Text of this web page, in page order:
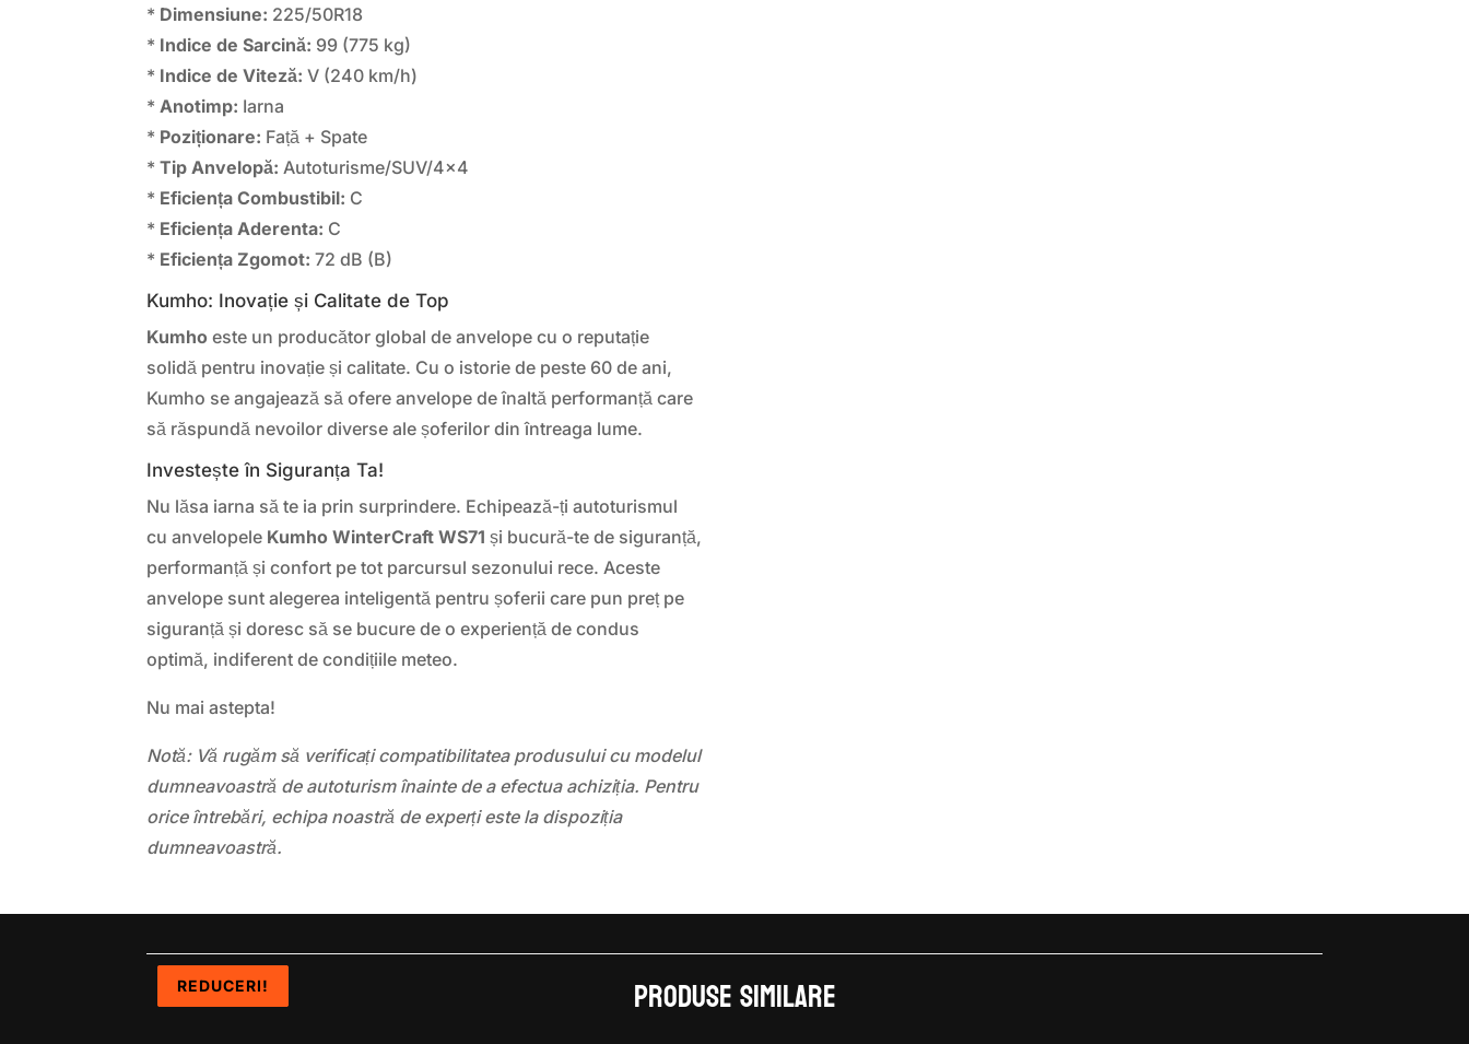
* Dimensiune: 225/50R18
* Indice de Sarcină: 99 (775 kg)
* Indice de Viteză: V (240 km/h)
*Anotimp: Iarna
* Poziționare: Față + Spate
*Tip Anvelopă: Autoturisme/SUV/4×4
* Eficiența Combustibil: C
* Eficiența Aderenta: C
* Eficiența Zgomot: 72 dB (B)
Kumho: Inovație și Calitate de Top
Kumho este un producător global de anvelope cu o reputație
solidă pentru inovație și calitate. Cu o istorie de peste 60 de ani,
Kumho se angajează să ofere anvelope de înaltă performanță care
să răspundă nevoilor diverse ale șoferilor din întreaga lume.
Investește în Siguranța Ta!
Nu lăsa iarna să te ia prin surprindere. Echipează-ți autoturismul
cu anvelopele Kumho WinterCraft WS71 și bucură-te de siguranță,
performanță și confort pe tot parcursul sezonului rece. Aceste
anvelope sunt alegerea inteligentă pentru șoferii care pun preț pe
siguranță și doresc să se bucure de o experiență de condus
optimă, indiferent de condițiile meteo.
Nu mai astepta!
Notă: Vă rugăm să verificați compatibilitatea produsului cu modelul
dumneavoastră de autoturism înainte de a efectua achiziția. Pentru
orice întrebări, echipa noastră de experți este la dispoziția
dumneavoastră.
Produse similare
REDUCERI!
REDUCERI!
REDUCERI!
REDUCERI!